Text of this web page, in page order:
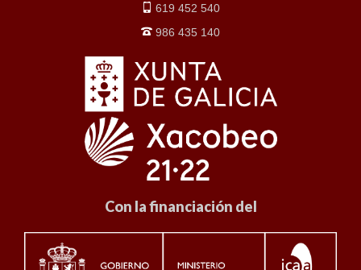
619 452 540
986 435 140
Con la financiación del